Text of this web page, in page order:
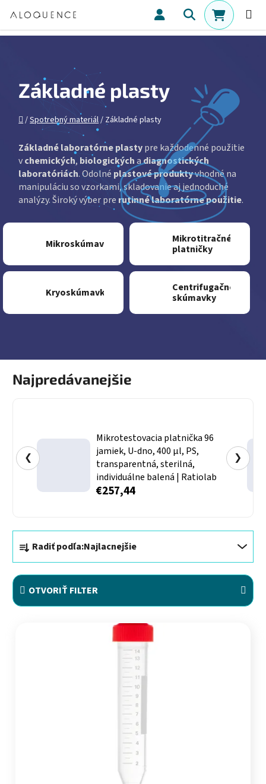
Hľadať
Základné plasty
Domov
/Spotrebný materiál/ Základné plasty
Základné laboratórne plastypre každodenné použitie
vchemických, biologickýchadiagnostických
laboratóriách. Odolné plastové produktyvhodné na
manipuláciu so vzorkami, skladovanie aj jednoduché
analýzy. Široký výber pre rutinné laboratórne použitie.
Mikroskúmavky
Mikrotitračné
platničky
Kryoskúmavky
Centrifugačné
skúmavky
Najpredávanejšie
Mikrotestovacia platnička 96
jamiek, U-dno, 400 µl, PS,
transparentná, sterilná,
individuálne balená | Ratiolab
€257,44
❮ ❯
Radiť podľa:Najlacnejšie
OTVORIŤ FILTER
Výpis produktov